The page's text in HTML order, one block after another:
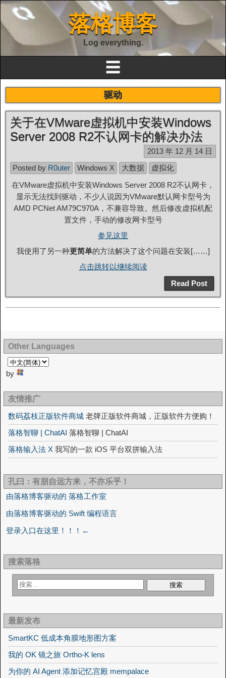
落格博客
Log everything.
☰
驱动
关于在VMware虚拟机中安装Windows
Server 2008 R2不认网卡的解决办法
2013 年 12 月 14 日
Posted by R0uter Windows X 大数据
虚拟化
在VMware虚拟机中安装Windows Server 2008 R2不认网卡，
显示无法找到驱动，不少人说因为VMware默认网卡型号为
AMD PCNet AM79C970A，不兼容导致。然后修改虚拟机配
置文件，手动的修改网卡型号
参见这里
我使用了另一种更简单的方法解决了这个问题在安装[……]
点击跳转以继续阅读
Read Post
Other Languages
by
友情推广
数码荔枝正版软件商城 老牌正版软件商城，正版软件方便购！
落格智聊 | ChatAI 落格智聊 | ChatAI
落格输入法 X 我写的一款 iOS 平台双拼输入法
孔曰：有朋自远方来，不亦乐乎！
由落格博客驱动的 落格工作室
由落格博客驱动的 Swift 编程语言
登录入口在这里！！！←
搜索落格
最新发布
SmartKC 低成本角膜地形图方案
我的 OK 镜之旅 Ortho-K lens
为你的 AI Agent 添加记忆宫殿 mempalace